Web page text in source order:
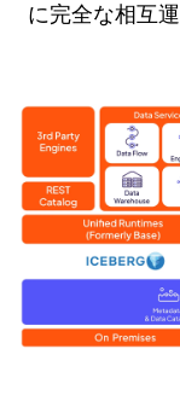
に完全な相互